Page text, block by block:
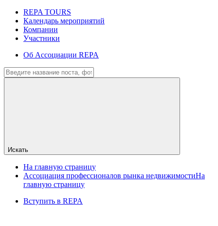
REPA TOURS
Календарь мероприятий
Компании
Участники
Об Ассоциации REPA
Искать
На главную страницу
Ассоциация профессионалов рынка недвижимостиНа
главную страницу
Вступить в REPA